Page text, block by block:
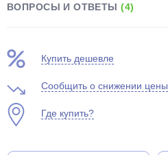
ВОПРОСЫ И ОТВЕТЫ(4)
Купить дешевле
Сообщить о снижении цены
Где купить?